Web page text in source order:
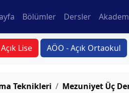
Bölümler Dersler
Lise AÖO - Açık Ortaokul
Teknikleri Mezuniyet Üç